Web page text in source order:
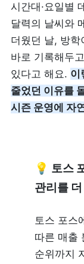
시간대·요일별
달력의 날씨와
더웠던 날, 방
바로 기록해두
있다고 해요. 이
줄었던 이유를
시즌 운영에 자
💡 토스
관리를
토스 포스
따른 매출
순위까지